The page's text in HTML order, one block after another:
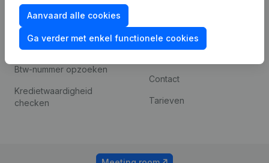
Aanvaard alle cookies
Ga verder met enkel functionele cookies
Compliance &
fraudepreventie
Jaarrekening raadplegen
Btw-nummer opzoeken
Kredietwaardigheid
checken
Integraties op maat
Contact
Tarieven